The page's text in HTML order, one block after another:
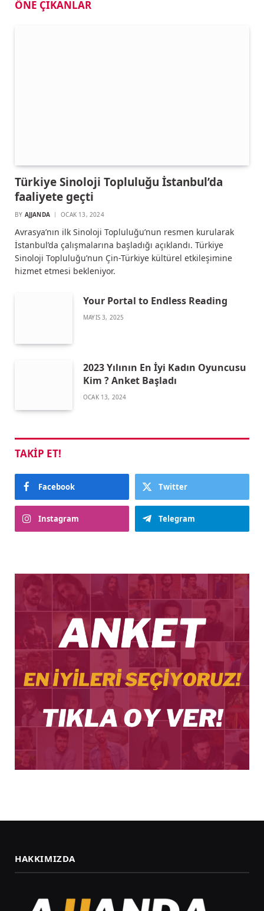
ÖNE ÇIKANLAR
Türkiye Sinoloji Topluluğu İstanbul’da
faaliyete geçti
BY AJJANDA OCAK 13, 2024
Avrasya’nın ilk Sinoloji Topluluğu’nun resmen kurularak
İstanbul’da çalışmalarına başladığı açıklandı. Türkiye
Sinoloji Topluluğu’nun Çin-Türkiye kültürel etkileşimine
hizmet etmesi bekleniyor.
Your Portal to Endless Reading
MAYIS 3, 2025
2023 Yılının En İyi Kadın Oyuncusu
Kim ? Anket Başladı
OCAK 13, 2024
TAKIP ET!
Facebook Twitter
Instagram Telegram
HAKKIMIZDA